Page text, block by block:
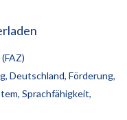
, Deutschland, Förderung,
, Sprachfähigkeit,